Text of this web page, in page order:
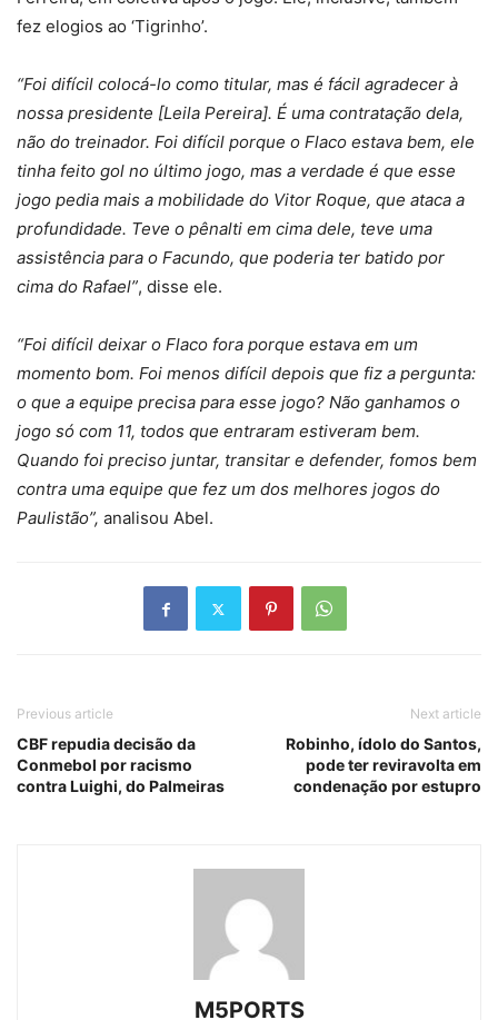
fez elogios ao ‘Tigrinho’.
“Foi difícil colocá-lo como titular, mas é fácil agradecer à
nossa presidente [Leila Pereira]. É uma contratação dela,
não do treinador. Foi difícil porque o Flaco estava bem, ele
tinha feito gol no último jogo, mas a verdade é que esse
jogo pedia mais a mobilidade do Vitor Roque, que ataca a
profundidade. Teve o pênalti em cima dele, teve uma
assistência para o Facundo, que poderia ter batido por
cima do Rafael”, disse ele.
“Foi difícil deixar o Flaco fora porque estava em um
momento bom. Foi menos difícil depois que fiz a pergunta:
o que a equipe precisa para esse jogo? Não ganhamos o
jogo só com 11, todos que entraram estiveram bem.
Quando foi preciso juntar, transitar e defender, fomos bem
contra uma equipe que fez um dos melhores jogos do
Paulistão”, analisou Abel.
Previous article
CBF repudia decisão da
Conmebol por racismo
contra Luighi, do Palmeiras
Next article
Robinho, ídolo do Santos,
pode ter reviravolta em
condenação por estupro
M5PORTS